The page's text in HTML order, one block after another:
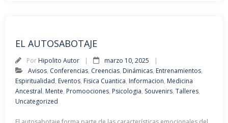
EL AUTOSABOTAJE
Por Hipolito Autor
marzo 10, 2025
Avisos, Conferencias, Creencias, Dinámicas, Entrenamientos,
Espiritualidad, Eventos, Fisica Cuantica, Informacion, Medicina
Ancestral, Mente, Promoociones, Psicologia, Souvenirs, Talleres,
Uncategorized